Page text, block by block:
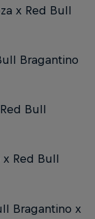
x Red Bull
Bragantino
Bull
x Red Bull
Bragantino x